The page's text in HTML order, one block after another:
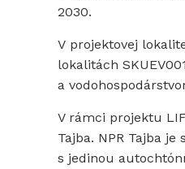
2030.
V projektovej
lokalitách
a
V rámci projektu
Tajba. NPR Tajba
s jedinou